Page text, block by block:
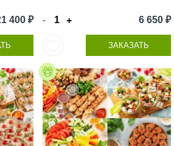
400 ₽ - + 6 650 ₽
ЗАКАЗАТЬ